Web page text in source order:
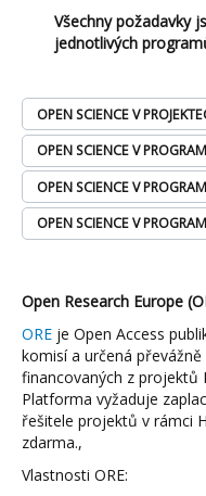
Všechny požadavky
jednotlivých
OPEN SCIENCE V
OPEN SCIENCE V
OPEN SCIENCE V
OPEN SCIENCE V
Open Research Europe
ORE je Open Access
komisí a určená
financovaných z projektů
Platforma vyžaduje
řešitele projektů v rámci
zdarma.,
Vlastnosti ORE: